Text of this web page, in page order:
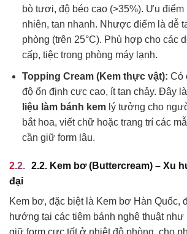
bò tươi, độ béo cao (>35%). Ưu
nhiên, tan nhanh. Nhược điểm là dễ
phòng (trên 25°C). Phù hợp cho các
cấp, tiệc trong phòng máy lạnh.
Topping Cream (Kem thực vật): Có
độ ổn định cực cao, ít tan chảy. Đây
liệu làm bánh kemlý tưởng cho
bắt hoa, viết chữ hoặc trang trí các
cần giữ form lâu.
2.2. Kem bơ (Buttercream) – Xu
đại
Kem bơ, đặc biệt là Kem bơ Hàn Quốc,
hướng tại các tiệm bánh nghệ thuật như
giữ form cực tốt ở nhiệt độ phòng, cho